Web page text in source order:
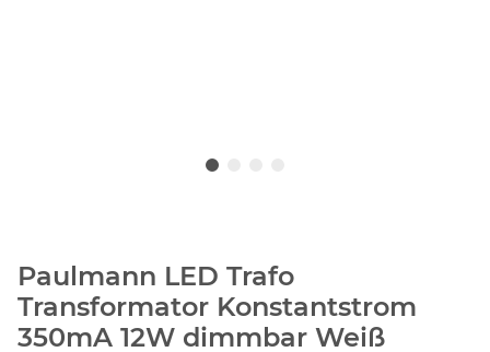
Paulmann LED Trafo
Transformator Konstantstrom
350mA 12W dimmbar Weiß